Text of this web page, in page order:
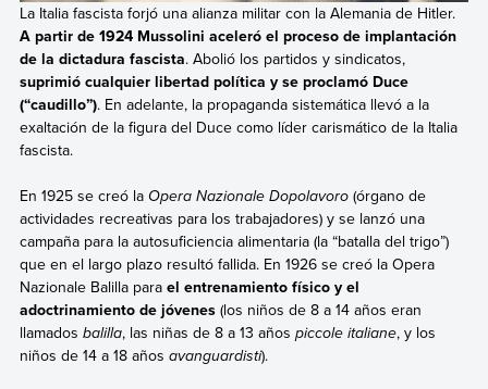
La Italia fascista forjó una alianza militar con la Alemania de Hitler.
A partir de 1924 Mussolini aceleró el proceso de implantación
de la dictadura fascista. Abolió los partidos y sindicatos,
suprimió cualquier libertad política y se proclamó Duce
(“caudillo”). En adelante, la propaganda sistemática llevó a la
exaltación de la figura del Duce como líder carismático de la Italia
fascista.
En 1925 se creó la Opera Nazionale Dopolavoro(órgano de
actividades recreativas para los trabajadores) y se lanzó una
campaña para la autosuficiencia alimentaria (la “batalla del trigo”)
que en el largo plazo resultó fallida. En 1926 se creó la Opera
Nazionale Balilla parael entrenamiento físico y el
adoctrinamiento de jóvenes(los niños de 8 a 14 años eran
llamados balilla, las niñas de 8 a 13 años piccole italiane, y los
niños de 14 a 18 años avanguardisti).